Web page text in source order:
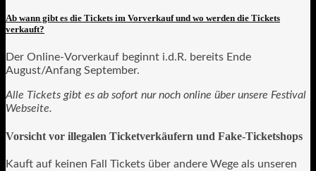
Ab wann gibt es die Tickets im Vorverkauf und wo werden die Tickets
verkauft?
Der Online-Vorverkauf beginnt i.d.R. bereits Ende
August/Anfang September.
Alle Tickets gibt es ab sofort nur noch online über unsere Festival
Webseite.
Vorsicht vor illegalen Ticketverkäufern und Fake-Ticketshops
Kauft auf keinen Fall Tickets über andere Wege als unseren